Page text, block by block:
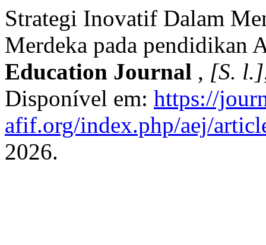
Strategi Inovatif Dalam
Merdeka pada pendidikan
Education Journal , [S. l.]
Disponível em: https://
afif.org/index.php/aej/
2026.